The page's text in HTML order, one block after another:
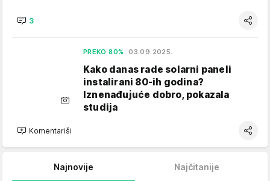
3
PREKO 80% 03.09.2025.
Kako danas rade solarni paneli
instalirani 80-ih godina?
Iznenađujuće dobro, pokazala
studija
Komentariši
Najnovije Najčitanije